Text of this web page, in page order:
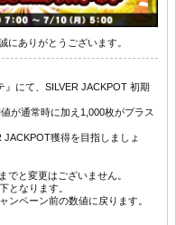
にありがとうございます。
』にて、SILVER JACKPOT 初期
が通常時に加え1,000枚がプラス
獲得を目指しましょ
と変更はございません。
となります。
ンペーン前の数値に戻ります。